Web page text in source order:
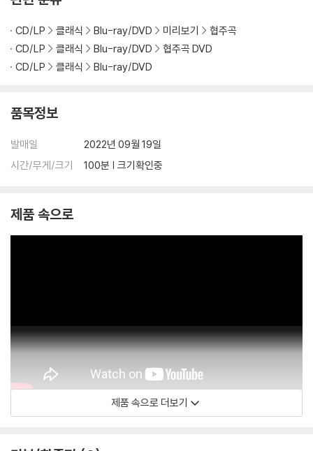
CD/LP 클래식 Blu-ray/DVD 미리보기
협주곡
CD/LP
클래식 Blu-ray/DVD
협주곡 DVD
CD/LP
클래식 Blu-ray/DVD
품목정보
발매일
2022년 09월 19일
시간/무게/크기
100분 | 크기확인중
제품 속으로
제품 속으로 더보기